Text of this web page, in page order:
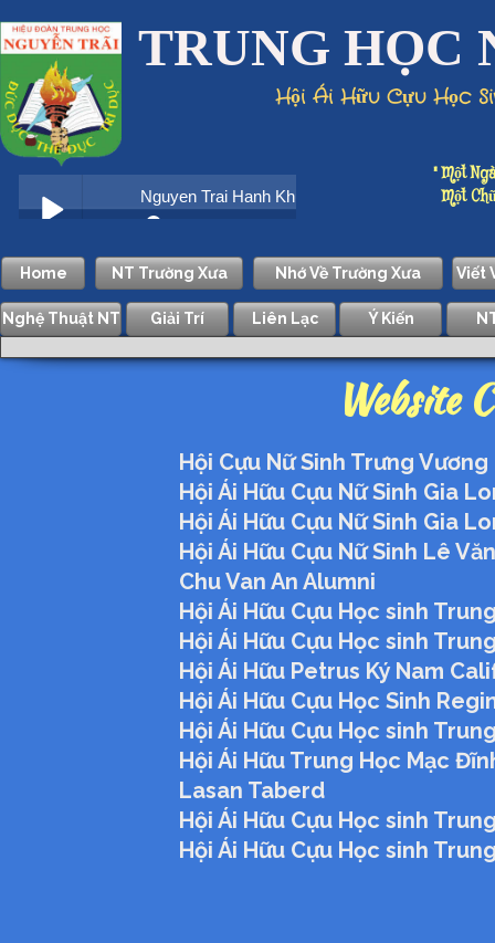
TRUNG HỌC
Hội Ái Hữu Cựu Học
" Một
Một
Home NT Trường Xưa Nhớ Về Trường Xưa Viết
Nghệ Thuật NT Giải Trí Liên Lạc Ý Kiến
Website
Hội Cựu Nữ Sinh Trưng Vương
Hội Ái Hữu Cựu Nữ Sinh Gia
Hội Ái Hữu Cựu Nữ Sinh Gia
Hội Ái Hữu Cựu Nữ Sinh Lê
Chu Van An Alumni
Hội Ái Hữu Cựu Học sinh
Hội Ái Hữu Cựu Học sinh
Hội Ái Hữu Petrus Ký Nam
Hội Ái Hữu Cựu Học Sinh
Hội Ái Hữu Cựu Học sinh
Hội Ái Hữu Trung Học Mạc
Lasan Taberd
Hội Ái Hữu Cựu Học sinh
Hội Ái Hữu Cựu Học sinh